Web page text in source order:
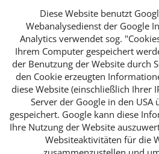
Diese Website benutzt
Webanalysedienst der Google
Analytics verwendet sog.
Ihrem Computer gespeichert
der Benutzung der Website durch
den Cookie erzeugten
diese Website (einschließlich Ihrer
Server der Google in den
gespeichert. Google kann diese
Ihre Nutzung der Website
Websiteaktivitäten für die